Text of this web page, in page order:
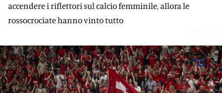
accendere i riflettori sul calcio femminile, allora le
rossocrociate hanno vinto tutto